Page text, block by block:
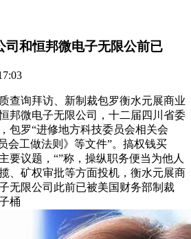
司和恒邦微电子无限公前已
询拜访、新制裁包罗衡水元展商业
邦微电子无限公司，十二届四川省委
包罗“进修地方科技委员会相关会
会工做法则》等文件”。搞权钱买
要议题，“”称，操纵职务便当为他人
、矿权审批等方面投机，衡水元展商
无限公司此前已被美国财务部制裁
桶